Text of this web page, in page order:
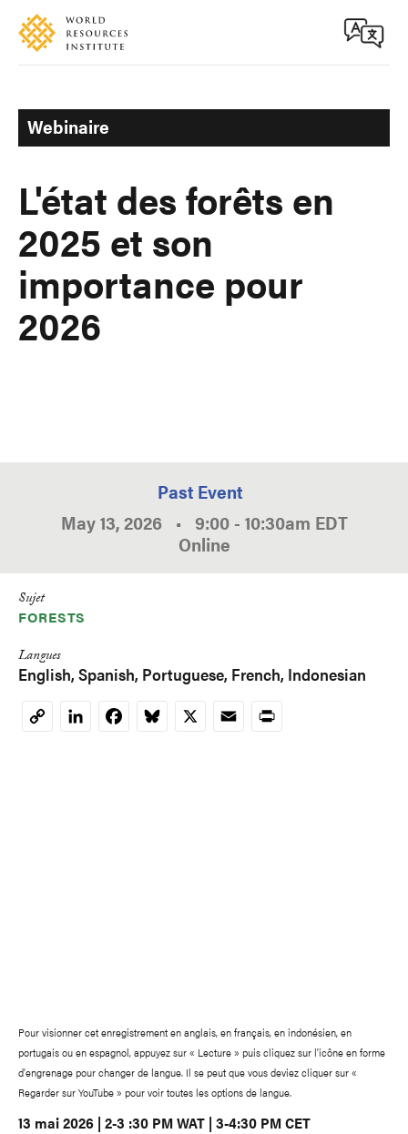
Skip
main
Accessibility
Webinaire
L'état des forêts en
2025 et son
importance pour
2026
Past Event
May 13, 2026 • 9:00 - 10:30am EDT
Online
Sujet
FORESTS
Langues
English Spanish Portuguese French Indonesian
CopyLinkedInFacebookBluesky
X EmailPrint
Pour visionner cet enregistrement en anglais, en français, en indonésien, en
portugais ou en espagnol, appuyez sur « Lecture » puis cliquez sur l'icône en forme
d'engrenage pour changer de langue. Il se peut que vous deviez cliquer sur «
Regarder sur YouTube » pour voir toutes les options de langue.
13 mai 2026 | 2-3 :30 PM WAT | 3-4:30 PM CET